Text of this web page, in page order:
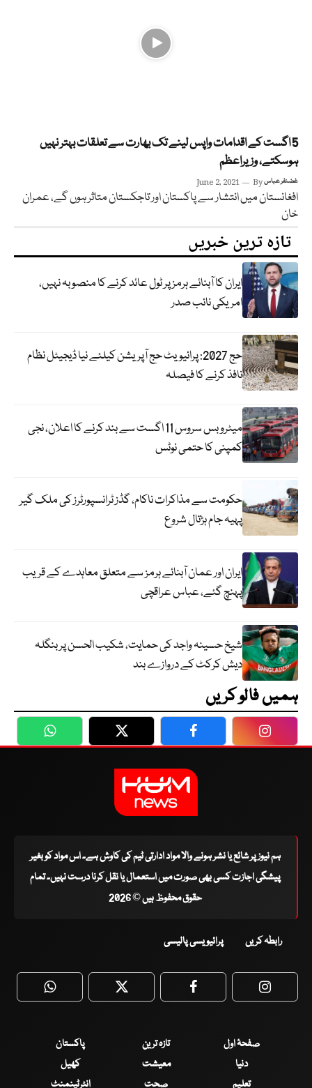
5 اگست کے اقدامات واپس لینے تک بھارت سے تعلقات بہتر نہیں
ہوسکتے، وزیراعظم
June 2, 2021 Byغضنفر عباس
افغانستان میں انتشار سے پاکستان اور تاجکستان متاثر ہوں گے، عمران
خان
تازہ ترین خبریں
ایران کا آبنائے ہرمز پر ٹول عائد کرنے کا منصوبہ نہیں،
امریکی نائب صدر
حج 2027: پرائیویٹ حج آپریشن کیلئے نیا ڈیجیٹل نظام
نافذ کرنے کا فیصلہ
میٹرو بس سروس 11 اگست سے بند کرنے کا اعلان، نجی
کمپنی کا حتمی نوٹس
حکومت سے مذاکرات ناکام، گڈز ٹرانسپورٹرز کی ملک گیر
پہیہ جام ہڑتال شروع
ایران اور عمان آبنائے ہرمز سے متعلق معاہدے کے قریب
پہنچ گئے، عباس عراقچی
شیخ حسینہ واجد کی حمایت، شکیب الحسن پر بنگلہ
دیش کرکٹ کے دروازے بند
ہمیں فالو کریں
WhatsApp Twitter Facebook
ہم نیوز پر شائع یا نشر ہونے والا مواد ادارتی ٹیم کی کاوش ہے۔ اس مواد کو بغیر
پیشگی اجازت کسی بھی صورت میں استعمال یا نقل کرنا درست نہیں۔ تمام
حقوق محفوظ ہیں © 2026
رابطہ کریں پرائیویسی پالیسی
WhatsApp Twitter Facebook
صفحۂ اول تازہ ترین
پاکستان
دنیا
معیشت
کھیل
تعلیم
صحت انٹرٹینمنٹ